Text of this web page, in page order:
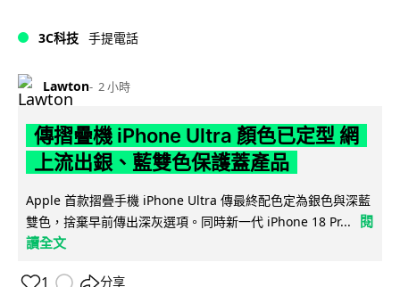
3C科技 手提電話
Lawton 2 小時
傳摺疊機 iPhone Ultra 顏色已定型 網
上流出銀、藍雙色保護蓋產品
Apple 首款摺疊手機 iPhone Ultra 傳最終配色定為銀色與深藍
雙色，捨棄早前傳出深灰選項。同時新一代 iPhone 18 Pr...
閱
讀全文
1 分享